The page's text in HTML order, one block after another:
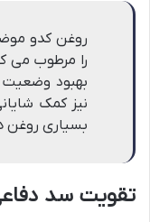
روغن کدو
را مرطوب می
بهبود
نیز کمک
بسیاری روغن
تقویت سد